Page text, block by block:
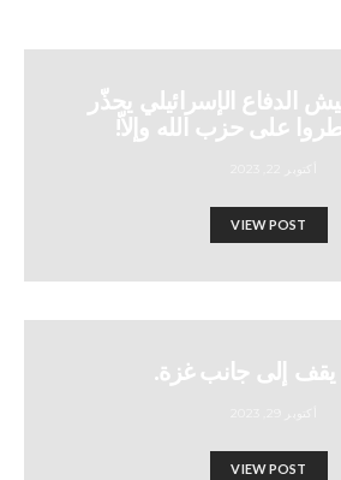
الدفاع الإسرائيلي يحذّر
على حزب الله وإلاّ!
VIEW POST
يقف إلى جانب غزة.
VIEW POST